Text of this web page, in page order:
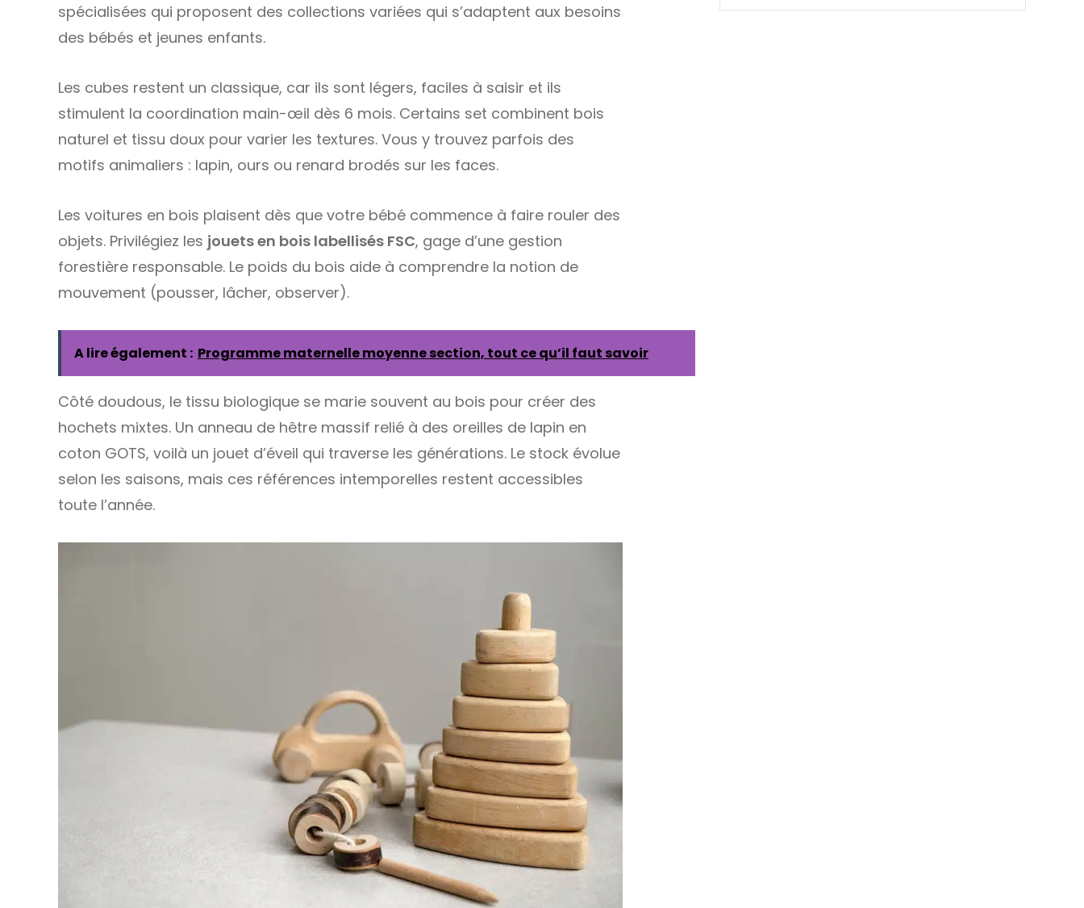
spécialisées qui proposent des collections variées qui s’adaptent aux besoins
des bébés et jeunes enfants.
Les cubes restent un classique, car ils sont légers, faciles à saisir et ils
stimulent la coordination main-œil dès 6 mois. Certains set combinent bois
naturel et tissu doux pour varier les textures. Vous y trouvez parfois des
motifs animaliers : lapin, ours ou renard brodés sur les faces.
Les voitures en bois plaisent dès que votre bébé commence à faire rouler des
objets. Privilégiez les jouets en bois labellisés FSC, gage d’une gestion
forestière responsable. Le poids du bois aide à comprendre la notion de
mouvement (pousser, lâcher, observer).
A lire également : Programme maternelle moyenne section, tout ce qu’il faut savoir
Côté doudous, le tissu biologique se marie souvent au bois pour créer des
hochets mixtes. Un anneau de hêtre massif relié à des oreilles de lapin en
coton GOTS, voilà un jouet d’éveil qui traverse les générations. Le stock évolue
selon les saisons, mais ces références intemporelles restent accessibles
toute l’année.